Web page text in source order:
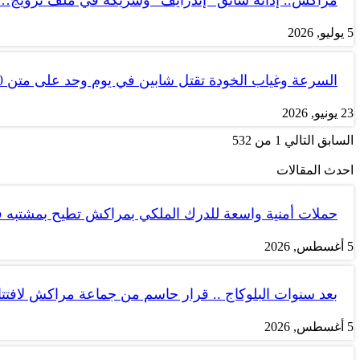
5 يوليو, 2026
السرعة وغياب الخودة تقتل شابين في يوم وحد على متن tank 50
23 يونيو, 2026
السابق التالي 1 من 532
احدث المقالات
حملات أمنية واسعة للدرك الملكي بمراكش تطيح
5 أغسطس, 2026
بعد سنوات البلوكاج .. قرار حاسم من جماعة مراكش
5 أغسطس, 2026